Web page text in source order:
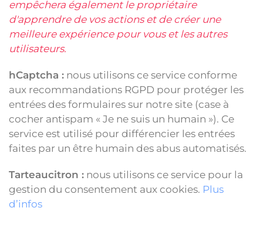
empêchera également le propriétaire
d'apprendre de vos actions et de créer une
meilleure expérience pour vous et les autres
utilisateurs.
hCaptcha : nous utilisons ce service conforme
aux recommandations RGPD pour protéger les
entrées des formulaires sur notre site (case à
cocher antispam « Je ne suis un humain »). Ce
service est utilisé pour différencier les entrées
faites par un être humain des abus automatisés.
Tarteaucitron : nous utilisons ce service pour la
gestion du consentement aux cookies. Plus
d’infos